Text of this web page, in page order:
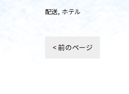
配送 ホテル
< 前のページ